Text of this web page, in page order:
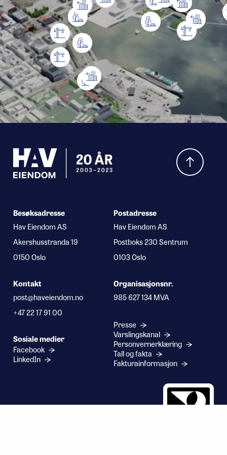
Besøksadresse
Hav Eiendom AS
Akershusstranda 19
0150 Oslo
Kontakt
post@haveiendom.no
+47 22 17 91 00
Sosiale medier
Facebook
LinkedIn
Postadresse
Hav Eiendom AS
Postboks 230 Sentrum
0103 Oslo
Organisasjonsnr.
985 627 134 MVA
Presse
Varslingskanal
Personvernerklæring
Tall og fakta
Fakturainformasjon
Hva leter du etter?